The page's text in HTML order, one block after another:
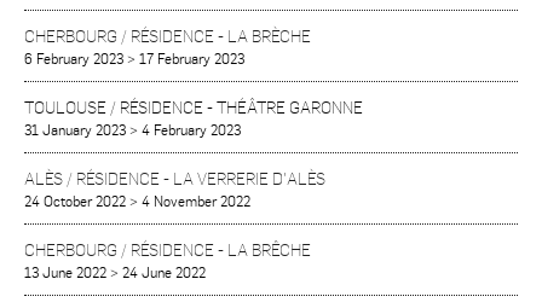
CHERBOURG / RÉSIDENCE- LA BRÈCHE
6 February 2023 > 17 February 2023
TOULOUSE / RÉSIDENCE-THÉÂTRE GARONNE
31 January 2023 > 4 February 2023
ALÈS / RÉSIDENCE- LA VERRERIE D'ALÈS
24 October 2022 > 4 November 2022
CHERBOURG / RÉSIDENCE- LA BRÊCHE
13 June 2022 > 24 June 2022